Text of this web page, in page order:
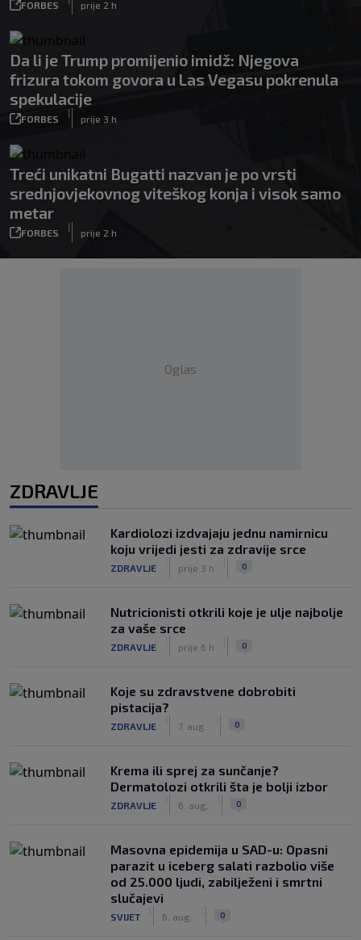
FORBES prije 2 h
Da li je Trump promijenio imidž: Njegova
frizura tokom govora u Las Vegasu pokrenula
spekulacije
FORBES
|
prije 3 h
Treći unikatni Bugatti nazvan je po vrsti
srednjovjekovnog viteškog konja i visok samo
metar
FORBES
|
prije 2 h
Oglas
ZDRAVLJE
Kardiolozi izdvajaju jednu namirnicu
koju vrijedi jesti za zdravije srce
ZDRAVLJE prije 3 h 0
Nutricionisti otkrili koje je ulje najbolje
za vaše srce
ZDRAVLJE prije 6 h 0
Koje su zdravstvene dobrobiti
pistacija?
ZDRAVLJE 7. aug. 0
Krema ili sprej za sunčanje?
Dermatolozi otkrili šta je bolji izbor
ZDRAVLJE 6. aug. 0
Masovna epidemija u SAD-u: Opasni
parazit u iceberg salati razbolio više
od 25.000 ljudi, zabilježeni i smrtni
slučajevi
SVIJET 6. aug. 0